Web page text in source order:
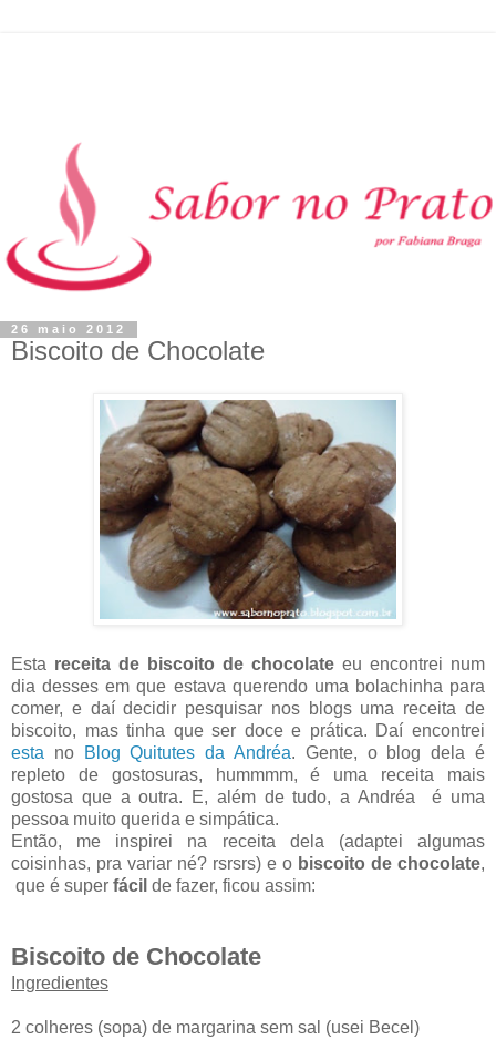
26 maio 2012
Biscoito de Chocolate
Esta receita de biscoito de chocolate eu encontrei num
dia desses em que estava querendo uma bolachinha para
comer, e daí decidir pesquisar nos blogs uma receita de
biscoito, mas tinha que ser doce e prática. Daí encontrei
esta no Blog Quitutes da Andréa. Gente, o blog dela é
repleto de gostosuras, hummmm, é uma receita mais
gostosa que a outra. E, além de tudo, a Andréa é uma
pessoa muito querida e simpática.
Então, me inspirei na receita dela (adaptei algumas
coisinhas, pra variar né? rsrsrs) e o biscoito de chocolate,
que é super fácil de fazer, ficou assim:
Biscoito de Chocolate
Ingredientes
2 colheres (sopa) de margarina sem sal (usei Becel)